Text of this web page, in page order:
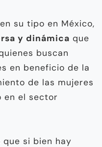
su tipo en México,
y dinámica que
buscan
en beneficio de la
de las mujeres
en el sector
que si bien hay